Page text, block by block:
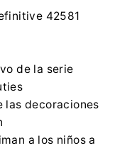
42581
de la serie
las decoraciones
a los niños a